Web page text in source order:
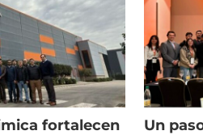
fortalecen
Un